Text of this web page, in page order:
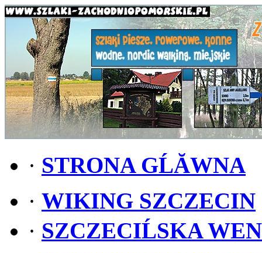
· STRONA GĹĂWNA
· WIKING SZCZECIN
· SZCZECIĹSKA